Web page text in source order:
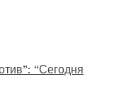
“Сегодня